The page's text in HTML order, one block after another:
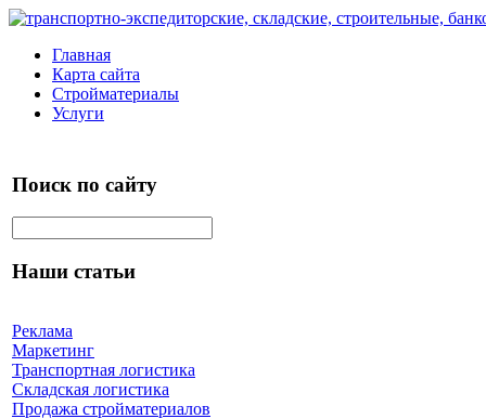
Главная
Карта сайта
Стройматериалы
Услуги
Поиск по сайту
Наши статьи
Реклама
Маркетинг
Транспортная логистика
Складская логистика
Продажа стройматериалов